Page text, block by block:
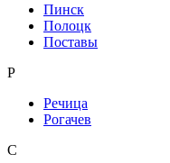
Пинск
Полоцк
Поставы
Р
Речица
Рогачев
С